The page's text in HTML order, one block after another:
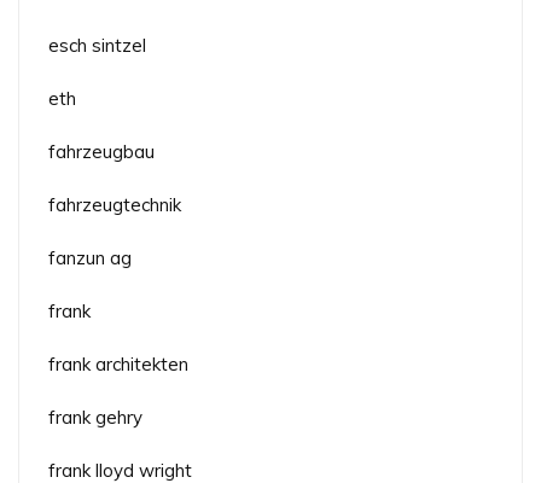
esch sintzel
eth
fahrzeugbau
fahrzeugtechnik
fanzun ag
frank
frank architekten
frank gehry
frank lloyd wright